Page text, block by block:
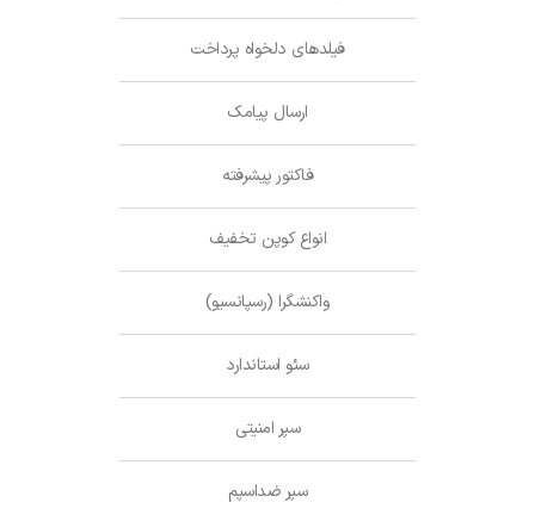
فیلدهای دلخواه پرداخت
ارسال پیامک
فاکتور پیشرفته
انواع کوپن تخفیف
واکنشگرا (رسپانسیو)
سئو استاندارد
سپر امنیتی
سپر ضداسپم